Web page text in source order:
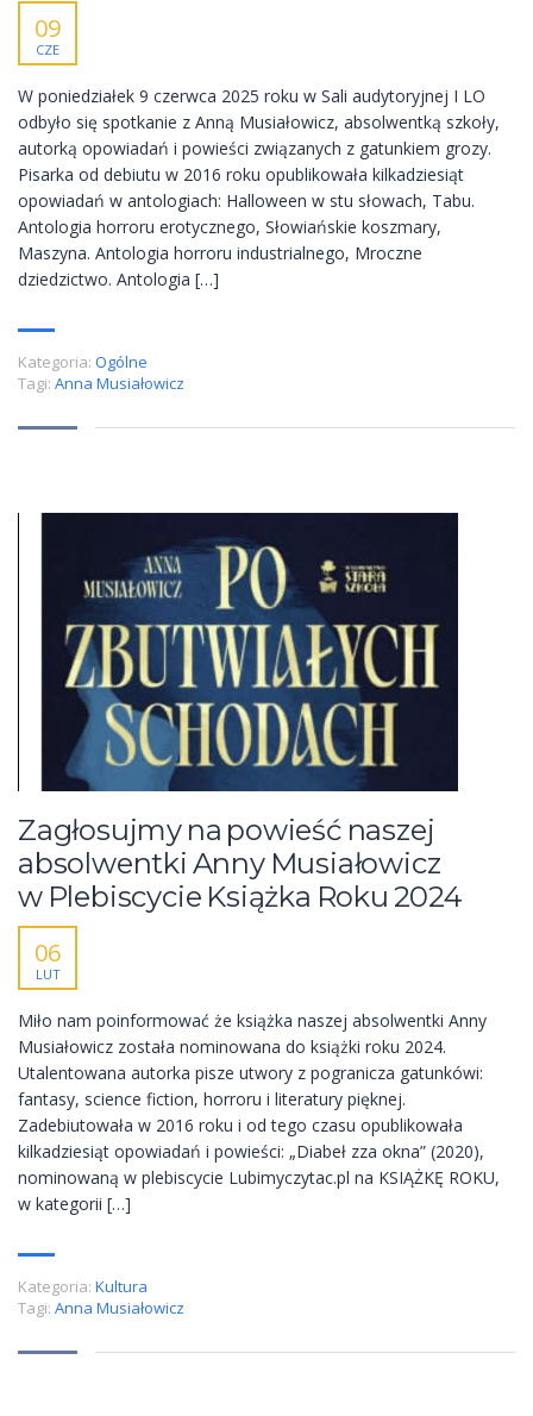
09
CZE
W poniedziałek 9 czerwca 2025 roku w Sali audytoryjnej I LO
odbyło się spotkanie z Anną Musiałowicz, absolwentką szkoły,
autorką opowiadań i powieści związanych z gatunkiem grozy.
Pisarka od debiutu w 2016 roku opublikowała kilkadziesiąt
opowiadań w antologiach: Halloween w stu słowach, Tabu.
Antologia horroru erotycznego, Słowiańskie koszmary,
Maszyna. Antologia horroru industrialnego, Mroczne
dziedzictwo. Antologia […]
Kategoria: Ogólne
Tagi: Anna Musiałowicz
Zagłosujmy na powieść naszej
absolwentki Anny Musiałowicz
w Plebiscycie Książka Roku 2024
06
LUT
Miło nam poinformować że książka naszej absolwentki Anny
Musiałowicz została nominowana do książki roku 2024.
Utalentowana autorka pisze utwory z pogranicza gatunkówi:
fantasy, science fiction, horroru i literatury pięknej.
Zadebiutowała w 2016 roku i od tego czasu opublikowała
kilkadziesiąt opowiadań i powieści: „Diabeł zza okna” (2020),
nominowaną w plebiscycie Lubimyczytac.pl na KSIĄŻKĘ ROKU,
w kategorii […]
Kategoria: Kultura
Tagi: Anna Musiałowicz